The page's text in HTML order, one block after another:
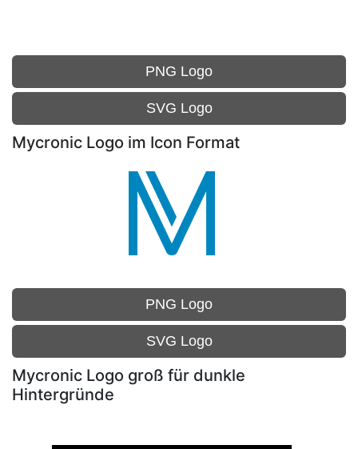
PNG Logo
SVG Logo
Mycronic Logo im Icon Format
PNG Logo
SVG Logo
Mycronic Logo groß für dunkle
Hintergründe